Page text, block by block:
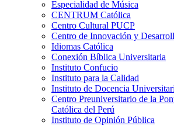
Especialidad de Música
CENTRUM Católica
Centro Cultural PUCP
Centro de Innovación y
Idiomas Católica
Conexión Bíblica Universitaria
Instituto Confucio
Instituto para la Calidad
Instituto de Docencia
Centro Preuniversitario de la
Católica del Perú
Instituto de Opinión Pública